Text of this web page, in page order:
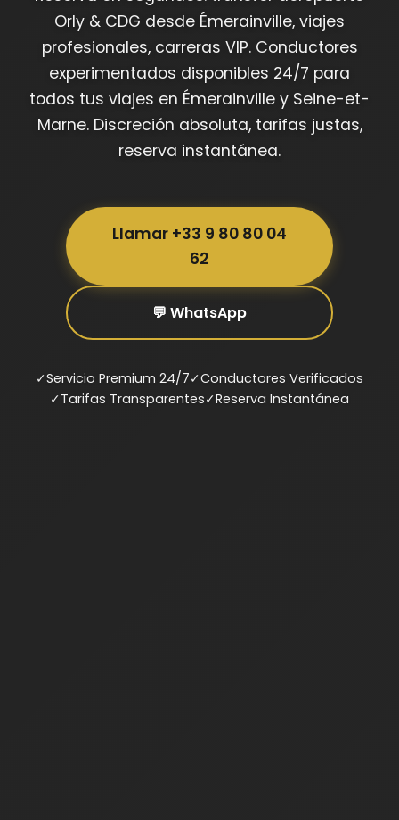
Orly & CDG desde Émerainville, viajes
profesionales, carreras VIP. Conductores
experimentados disponibles 24/7 para
todos tus viajes en Émerainville y Seine-et-
Marne. Discreción absoluta, tarifas justas,
reserva instantánea.
Llamar +33 9 80 80 04
62
💬 WhatsApp
✓Servicio Premium 24/7✓Conductores Verificados
✓Tarifas Transparentes✓Reserva Instantánea